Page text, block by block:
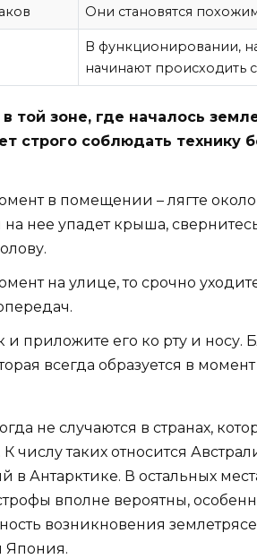
Они становятся
В функционировании,
начинают происходить
той зоне, где началось
строго соблюдать технику
в помещении – лягте
нее упадет крыша,
на улице, то срочно
и приложите его ко рту и носу.
всегда образуется в
не случаются в странах,
числу таких относится
в Антарктике. В остальных
вполне вероятны,
возникновения
Япония.